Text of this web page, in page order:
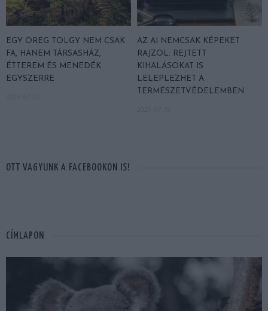
EGY ÖREG TÖLGY NEM CSAK
FA, HANEM TÁRSASHÁZ,
ÉTTEREM ÉS MENEDÉK
EGYSZERRE
AZ AI NEMCSAK KÉPEKET
RAJZOL: REJTETT
KIHALÁSOKAT IS
LELEPLEZHET A
TERMÉSZETVÉDELEMBEN
OTT VAGYUNK A FACEBOOKON IS!
CÍMLAPON